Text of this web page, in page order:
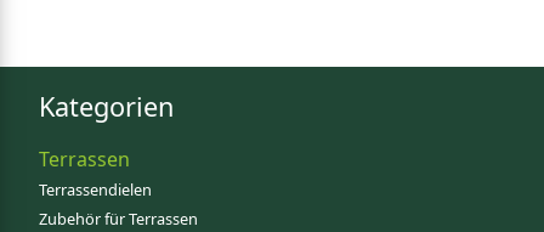
Kategorien
Terrassen
Terrassendielen
Zubehör für Terrassen